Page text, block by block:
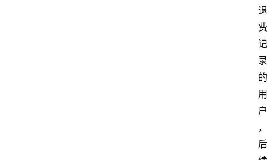
退
费
记
录
的
用
户
，
后